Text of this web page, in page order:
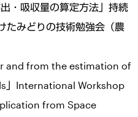
・吸収量の算定方法」持続
たみどりの技術勉強会（農
and from the estimation of
」International Workshop
from Space